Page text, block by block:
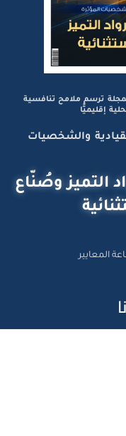
ترسم ملامح تنافسية
إقليميًّا
والشخصيات
التميز وصُنّاع
المعايير